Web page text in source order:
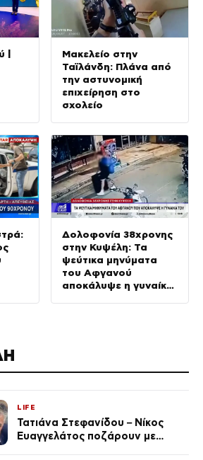
|
Μακελείο στην
Ταϊλάνδη: Πλάνα από
την αστυνομική
επιχείρηση στο
σχολείο
Δολοφονία 38χρονης
στην Κυψέλη: Τα
ψεύτικα μηνύματα
του Αφγανού
αποκάλυψε η γυναίκα
LIFE
Τατιάνα Στεφανίδου – Νίκος
Ευαγγελάτος ποζάρουν με